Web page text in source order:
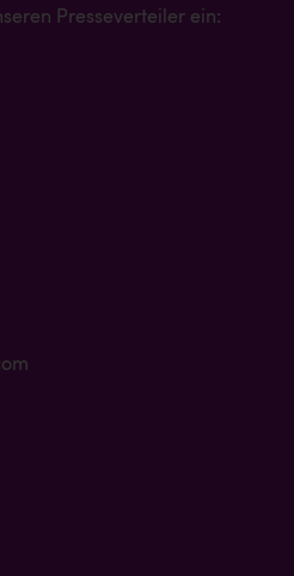
Presseverteiler ein: